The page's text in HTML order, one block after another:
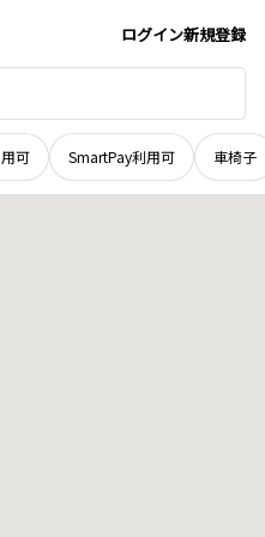
ログイン新規登録
可 SmartPay利用可 車椅子